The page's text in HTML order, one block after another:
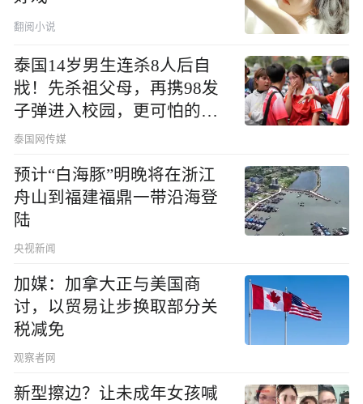
翻阅小说
泰国14岁男生连杀8人后自
戕！先杀祖父母，再携98发
子弹进入校园，更可怕的细
节公布了
泰国网传媒
预计“白海豚”明晚将在浙江
舟山到福建福鼎一带沿海登
陆
央视新闻
加媒：加拿大正与美国商
讨，以贸易让步换取部分关
税减免
观察者网
新型擦边？让未成年女孩喊